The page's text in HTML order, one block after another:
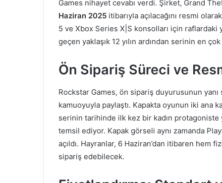
Games nihayet cevabı verdi. Şirket, Grand
Haziran 2025 itibarıyla açılacağını resmi
5 ve Xbox Series X|S konsolları için raflardaki
geçen yaklaşık 12 yılın ardından serinin en
Ön Sipariş Süreci ve
Rockstar Games, ön sipariş duyurusunun yanı
kamuoyuyla paylaştı. Kapakta oyunun iki ana
serinin tarihinde ilk kez bir kadın protagoniste
temsil ediyor. Kapak görseli aynı zamanda
açıldı. Hayranlar, 6 Haziran’dan itibaren
sipariş edebilecek.